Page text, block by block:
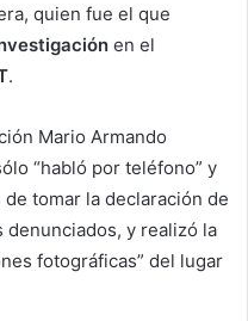
quien fue el que
en el
.
Mario Armando
“habló por teléfono” y
tomar la declaración de
denunciados, y realizó la
fotográficas” del lugar